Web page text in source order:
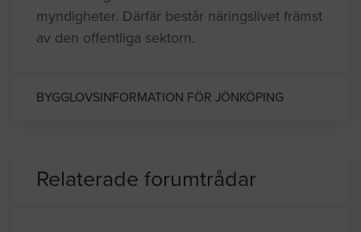
myndigheter. Därfär består näringslivet främst
av den offentliga sektorn.
BYGGLOVSINFORMATION FÖR JÖNKÖPING
Relaterade forumtrådar